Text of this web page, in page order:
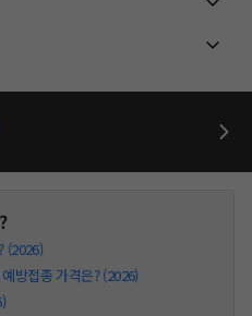
(2026)
방접종 가격은? (2026)